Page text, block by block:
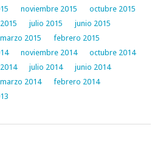
noviembre 2015
octubre 2015
julio 2015
junio 2015
marzo 2015
febrero 2015
noviembre 2014
octubre 2014
julio 2014
junio 2014
marzo 2014
febrero 2014